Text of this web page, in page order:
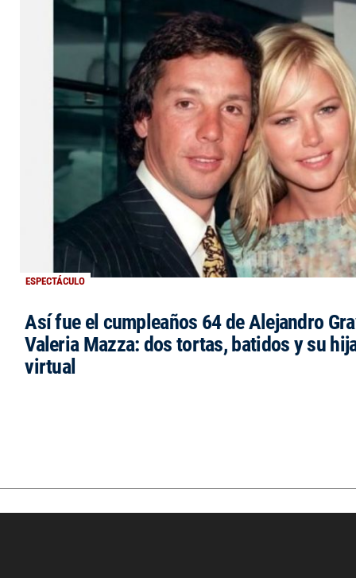
ESPECTÁCULO
Así fue el cumpleaños 64 de Alejandro
Valeria Mazza: dos tortas, batidos y su
virtual